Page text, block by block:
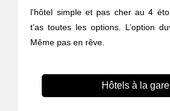
l'hôtel simple et pas cher au 4
t’as toutes les options. L’option
Même pas en rêve.
Hôtels à la gare